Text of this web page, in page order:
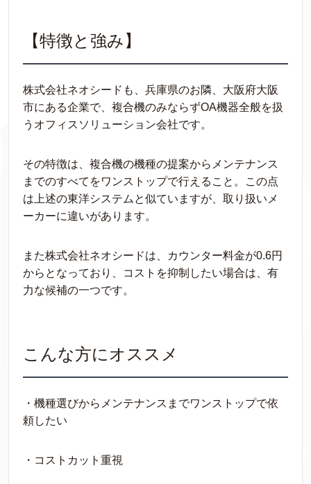
【特徴と強み】
株式会社ネオシードも、兵庫県のお隣、大阪府大阪
市にある企業で、複合機のみならずOA機器全般を扱
うオフィスソリューション会社です。
その特徴は、複合機の機種の提案からメンテナンス
までのすべてをワンストップで行えること。この点
は上述の東洋システムと似ていますが、取り扱いメ
ーカーに違いがあります。
また株式会社ネオシードは、カウンター料金が0.6円
からとなっており、コストを抑制したい場合は、有
力な候補の一つです。
こんな方にオススメ
・機種選びからメンテナンスまでワンストップで依
頼したい
・コストカット重視